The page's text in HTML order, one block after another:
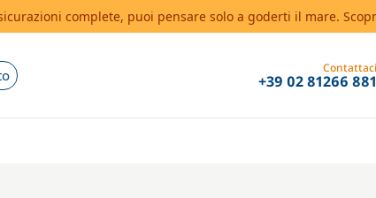
complete, puoi pensare solo a goderti il mare.
Preventivo Gratuito Contattaci
+39 02 81266 881